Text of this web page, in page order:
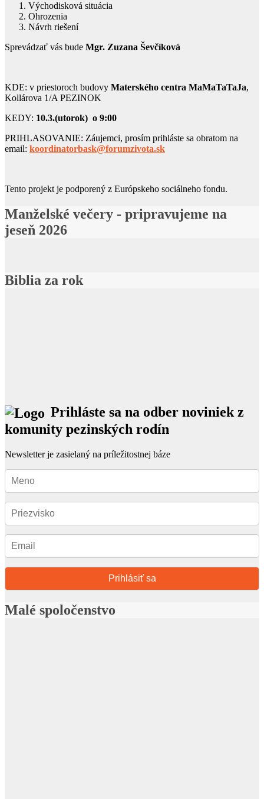
Východisková situácia
Ohrozenia
Návrh riešení
Sprevádzať vás bude Mgr. Zuzana Ševčíková
KDE: v priestoroch budovy Materského centra MaMaTaTaJa,
Kollárova 1/A PEZINOK
KEDY: 10.3.(utorok) o 9:00
PRIHLASOVANIE: Záujemci, prosím prihláste sa obratom na
email: koordinatorbask@forumzivota.sk
Tento projekt je podporený z Európskeho sociálneho fondu.
Manželské večery - pripravujeme na
jeseň 2026
Biblia za rok
Prihláste sa na odber noviniek z
komunity pezinských rodín
Newsletter je zasielaný na príležitostnej báze
Prihlásiť sa
Malé spoločenstvo